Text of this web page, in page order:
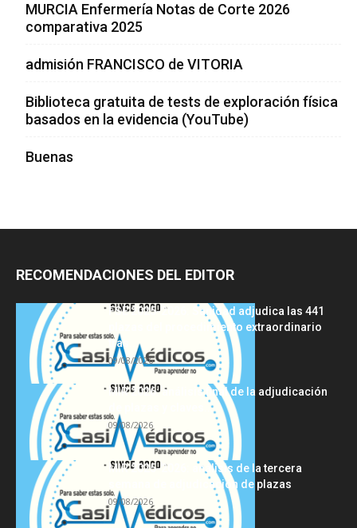
MURCIA Enfermería Notas de Corte 2026
comparativa 2025
admisión FRANCISCO de VITORIA
Biblioteca gratuita de tests de exploración física
basados en la evidencia (YouTube)
Buenas
RECOMENDACIONES DEL EDITOR
FSE 2025-2026: Sanidad adjudica las 441
plazas del procedimiento extraordinario
tras...
09/08/2026
MIR 2026: análisis final de la adjudicación
de plazas y claves...
09/08/2026
MIR 2025-2026: análisis de la tercera
semana de adjudicación de plazas
09/08/2026